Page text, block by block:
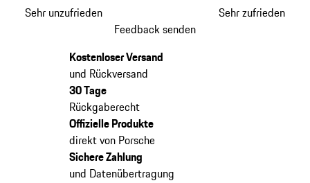
Sehr unzufrieden
Sehr zufrieden
Feedback senden
Kostenloser Versand
und Rückversand
30 Tage
Rückgaberecht
Offizielle Produkte
direkt von Porsche
Sichere Zahlung
und Datenübertragung